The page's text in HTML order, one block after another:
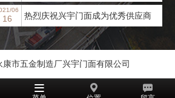
06
16 热烈庆祝兴宇门面成为优秀供应商
市五金制造厂兴宇门面有限公司